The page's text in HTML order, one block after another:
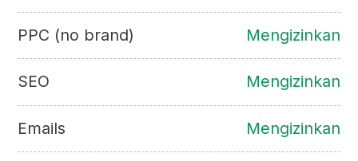
PPC (no brand) Mengizinkan
SEO Mengizinkan
Emails Mengizinkan